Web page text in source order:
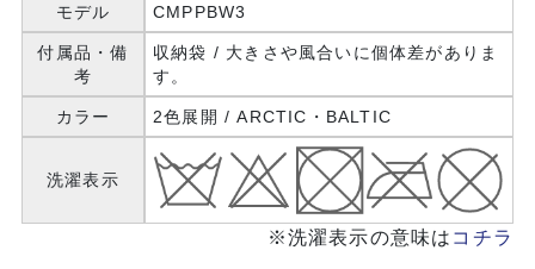
モデル CMPPBW3
付属品・備
考
収納袋 / 大きさや風合いに個体差がありま
す。
カラー 2色展開 / ARCTIC・BALTIC
洗濯表示
※洗濯表示の意味は コチラ